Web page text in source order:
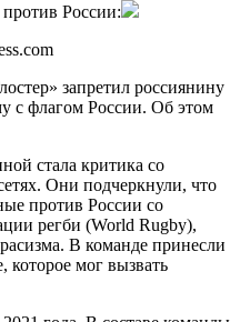
России:
запретил россиянину
с флагом России. Об этом
стала критика со
Они подчеркнули, что
против России со
регби (World Rugby),
В команде принесли
которое мог вызвать